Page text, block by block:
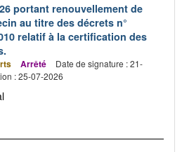
portant renouvellement de
au titre des décrets n°
relatif à la certification des
Arrêté
Date de signature : 21-
: 25-07-2026